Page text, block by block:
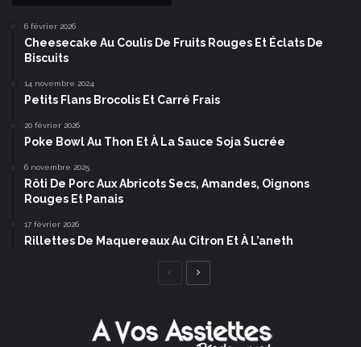
6 février 2026
Cheesecake Au Coulis De Fruits Rouges Et Éclats De
Biscuits
14 novembre 2024
Petits Flans Brocolis Et Carré Frais
20 février 2026
Poke Bowl Au Thon Et À La Sauce Soja Sucrée
6 novembre 2025
Rôti De Porc Aux Abricots Secs, Amandes, Oignons
Rouges Et Panais
17 février 2026
Rillettes De Maquereaux Au Citron Et À L’aneth
Page